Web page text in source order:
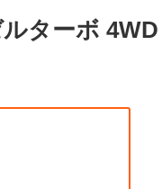
ターボ 4WD